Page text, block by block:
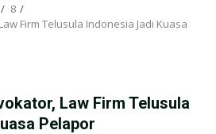
8
Firm Telusula Indonesia Jadi Kuasa
Law Firm Telusula
Pelapor